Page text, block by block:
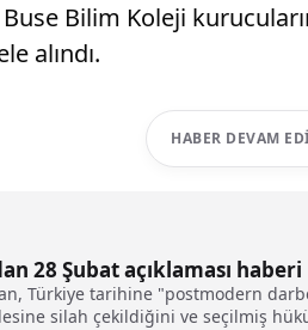
Bilim Koleji
alındı.
HABER DEVAM
28 Şubat açıklaması haberi
Türkiye tarihine "postmodern
silah çekildiğini ve seçilmiş